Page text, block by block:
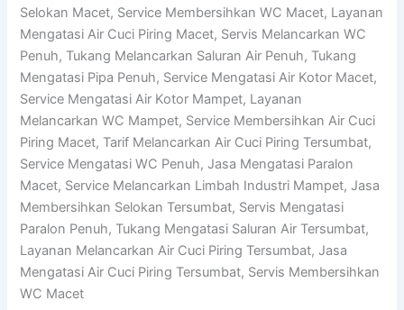
Selokan Macet, Service Membersihkan WC Macet, Layanan
Mengatasi Air Cuci Piring Macet, Servis Melancarkan WC
Penuh, Tukang Melancarkan Saluran Air Penuh, Tukang
Mengatasi Pipa Penuh, Service Mengatasi Air Kotor Macet,
Service Mengatasi Air Kotor Mampet, Layanan
Melancarkan WC Mampet, Service Membersihkan Air Cuci
Piring Macet, Tarif Melancarkan Air Cuci Piring Tersumbat,
Service Mengatasi WC Penuh, Jasa Mengatasi Paralon
Macet, Service Melancarkan Limbah Industri Mampet, Jasa
Membersihkan Selokan Tersumbat, Servis Mengatasi
Paralon Penuh, Tukang Mengatasi Saluran Air Tersumbat,
Layanan Melancarkan Air Cuci Piring Tersumbat, Jasa
Mengatasi Air Cuci Piring Tersumbat, Servis Membersihkan
WC Macet